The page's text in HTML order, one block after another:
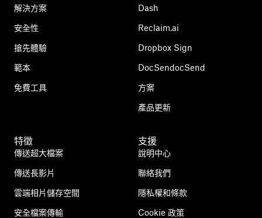
解決方案
安全性
搶先體驗
範本
免費工具
Dash
Reclaim.ai
Dropbox Sign
DocSendocSend
方案
產品更新
特徵
傳送超大檔案
傳送長影片
雲端相片儲存空間
安全檔案傳輸
支援
說明中心
聯絡我們
隱私權和條款
Cookie 政策